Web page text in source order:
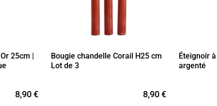
25cm |
8,90 €
Bougie chandelle Corail H25 cm
Lot de 3
8,90 €
Éteignoir
argenté